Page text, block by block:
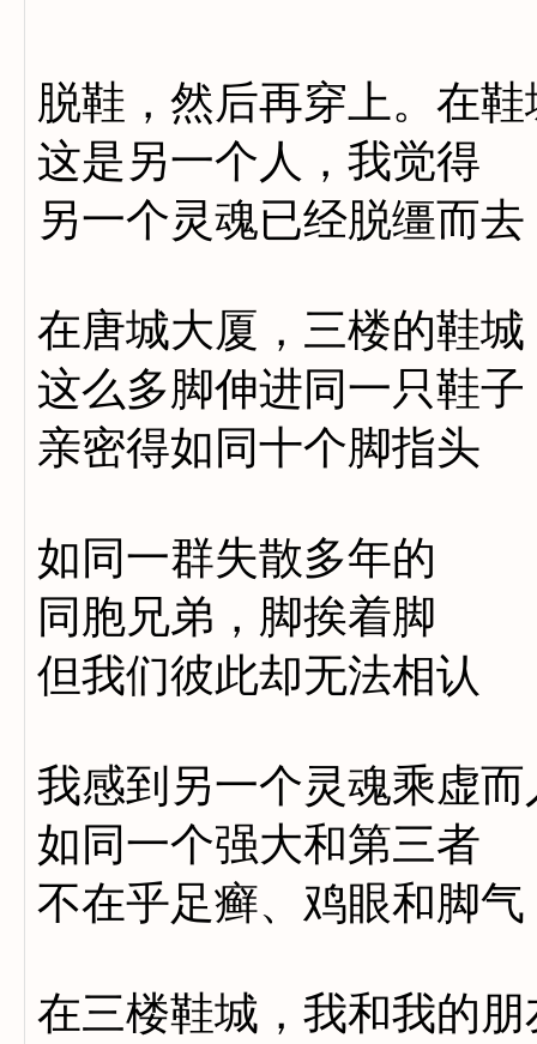
脱鞋，然后再穿上。在鞋
这是另一个人，我觉得
另一个灵魂已经脱缰而去
在唐城大厦，三楼的鞋城
这么多脚伸进同一只鞋子
亲密得如同十个脚指头
如同一群失散多年的
同胞兄弟，脚挨着脚
但我们彼此却无法相认
我感到另一个灵魂乘虚而
如同一个强大和第三者
不在乎足癣、鸡眼和脚气
在三楼鞋城，我和我的朋